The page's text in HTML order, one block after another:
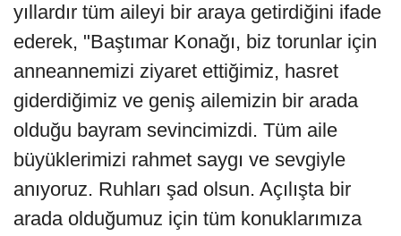
yıllardır tüm aileyi bir araya getirdiğini ifade
ederek, "Baştımar Konağı, biz torunlar için
anneannemizi ziyaret ettiğimiz, hasret
giderdiğimiz ve geniş ailemizin bir arada
olduğu bayram sevincimizdi. Tüm aile
büyüklerimizi rahmet saygı ve sevgiyle
anıyoruz. Ruhları şad olsun. Açılışta bir
arada olduğumuz için tüm konuklarımıza